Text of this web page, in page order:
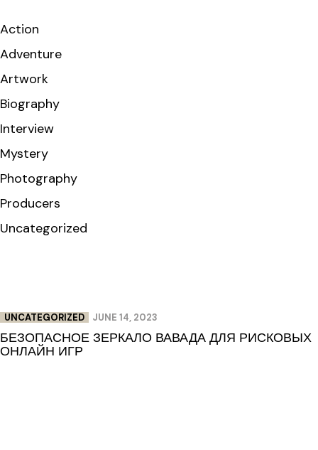
Action
Adventure
Artwork
Biography
Interview
Mystery
Photography
Producers
Uncategorized
UNCATEGORIZED JUNE 14, 2023
БЕЗОПАСНОЕ ЗЕРКАЛО ВАВАДА ДЛЯ РИСКОВЫХ
ОНЛАЙН ИГР